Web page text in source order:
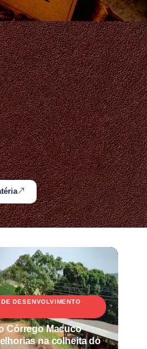
DESENVOLVIMENTO
Córrego Macuco
na colheita do